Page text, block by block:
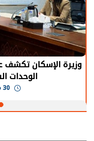
الرئيس السيسي:
يحتاج إلى سنوات
30 مارس 2026 05:08 م